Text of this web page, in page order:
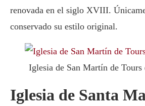
renovada en el siglo XVIII.
conservado su estilo original.
Iglesia de San Martín de Tours
Iglesia de Santa